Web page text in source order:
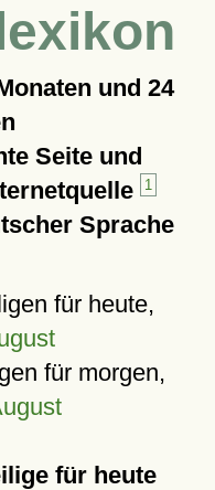
und 24
Seite und
1
Sprache
für heute,
für morgen,
für heute